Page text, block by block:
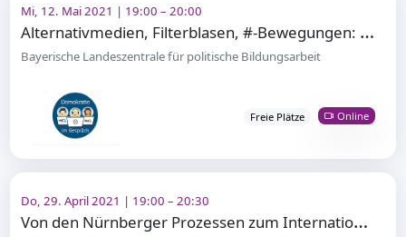
Mi, 12. Mai 2021 | 19:00 – 20:00
A
lternativmedien, Filterblasen, #-Bewegungen: Gegenöffentlichkeit im Netz
Bayerische Landeszentrale für politische Bildungsarbeit
Freie Plätze Online
Do, 29. April 2021 | 19:00 – 20:30
V
on den Nürnberger Prozessen zum Internationalen Strafgerichtshof